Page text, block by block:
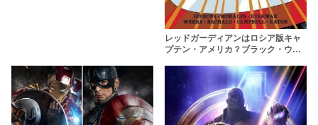
レッドガーディアンはロシア版キャ
プテン・アメリカ？ブラック・ウィ